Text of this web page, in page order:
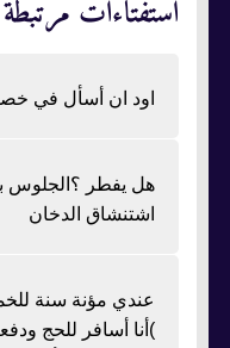
استفتاءات مرتبطة
اود ان أسأل في
هل يفطر
اشتنشاق الدخان
عندي مؤنة سنة
)أنا أسافر للحج